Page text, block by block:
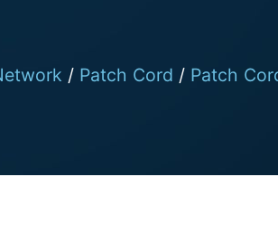
/ Patch Cord / Patch